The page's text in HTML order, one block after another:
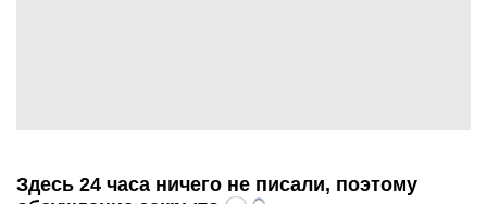
Здесь 24 часа ничего не писали, поэтому